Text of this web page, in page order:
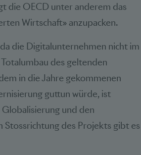
die OECD unter anderem das
Wirtschaft» anzupacken.
die Digitalunternehmen nicht im
des geltenden
in die Jahre gekommenen
guttun würde, ist
und den
des Projekts gibt es